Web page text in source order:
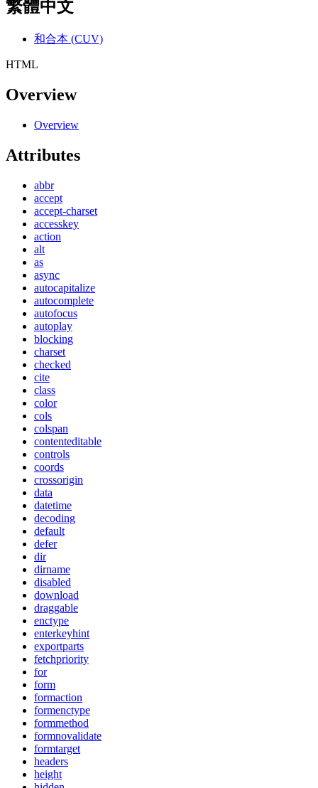
繁體中文
和合本 (CUV)
HTML
Overview
Overview
Attributes
abbr
accept
accept-charset
accesskey
action
alt
as
async
autocapitalize
autocomplete
autofocus
autoplay
blocking
charset
checked
cite
class
color
cols
colspan
contenteditable
controls
coords
crossorigin
data
datetime
decoding
default
defer
dir
dirname
disabled
download
draggable
enctype
enterkeyhint
exportparts
fetchpriority
for
form
formaction
formenctype
formmethod
formnovalidate
formtarget
headers
height